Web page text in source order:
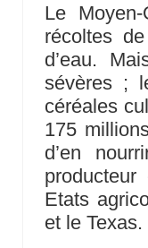
Le
récoltes
d’eau.
sévères ;
céréales
175
d’en
Etats
et le Texas.